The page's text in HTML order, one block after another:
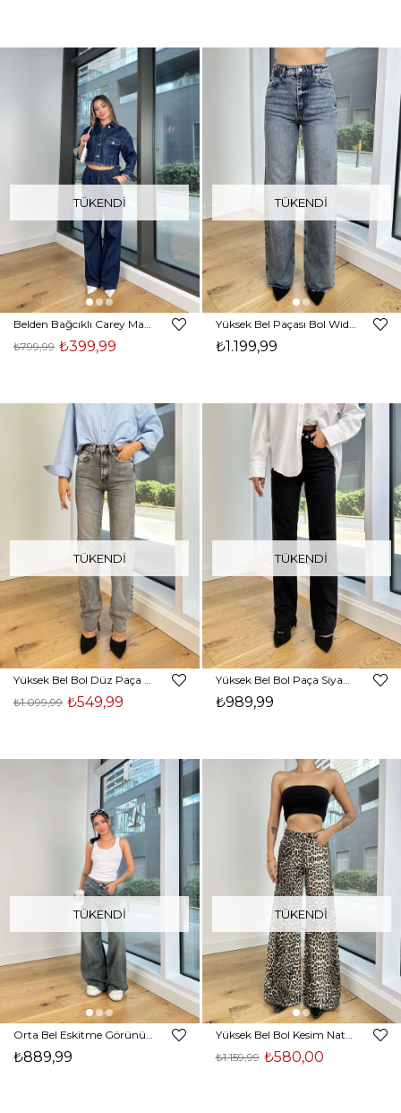
TÜKENDI
₺399,99
₺799,99
TÜKENDI
₺1.199,99
TÜKENDI
₺549,99
₺1.099,99
TÜKENDI
₺989,99
TÜKENDI
Orta Bel Eskitme Görünümlü Bol Paça Erubey Füme Kadın Jean 25K159
₺889,99
TÜKENDI
Yüksek Bel Bol Kesim Natanael Kadın Renkli Jeans 25K156
₺580,00
₺1.159,99